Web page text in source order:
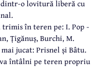
dintr-o lovitură liberă cu
în teren pe: I. Pop -
Țigănuș, Burchi, M.
jucat: Prisnel și Bâtu.
întâlni pe teren propriu